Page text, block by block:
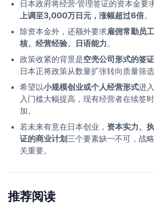
日本政府将经营·管理签证的资本金要
上调至3,000万日元，涨幅超过6倍。
除资本金外，还额外要求雇佣常勤员
核、经营经验、日语能力。
政策收紧的背景是空壳公司形式的签
日本正将政策从数量扩张转向质量筛选
希望以小规模创业或个人经营形式进
入门槛大幅提高，现有经营者在续签
加。
若未来有意在日本创业， 资本实力、
证的商业计划三个要素缺一不可，战
关重要。
推荐阅读